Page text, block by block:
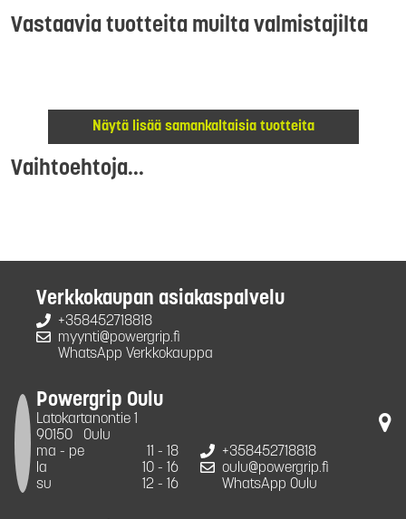
Vastaavia tuotteita muilta valmistajilta
Näytä lisää samankaltaisia tuotteita
Vaihtoehtoja...
Verkkokaupan asiakaspalvelu
+358452718818
myynti@powergrip.fi
WhatsApp Verkkokauppa
Powergrip Oulu
Latokartanontie 1
90150
Oulu
ma - pe
11 - 18
la
10 - 16
su
12 - 16
+358452718818
oulu@powergrip.fi
WhatsApp Oulu